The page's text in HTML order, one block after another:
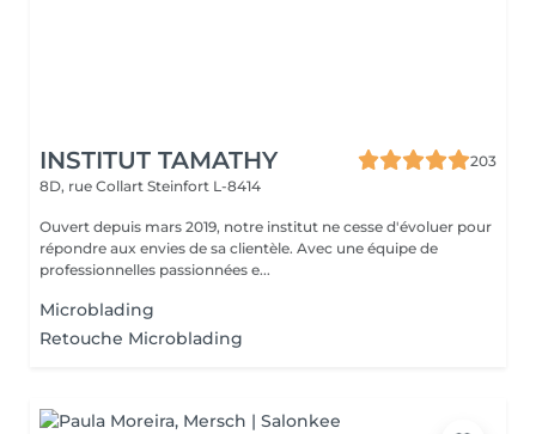
INSTITUT TAMATHY
203
8D, rue Collart Steinfort L-8414
Ouvert depuis mars 2019, notre institut ne cesse d'évoluer pour
répondre aux envies de sa clientèle. Avec une équipe de
professionnelles passionnées e...
Microblading
Retouche Microblading